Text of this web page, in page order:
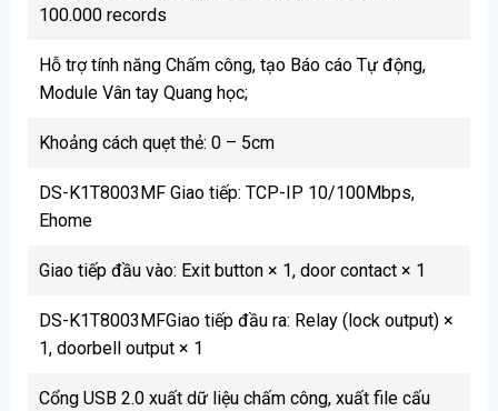
100.000 records
Hỗ trợ tính năng Chấm công, tạo Báo cáo Tự động,
Module Vân tay Quang học;
Khoảng cách quẹt thẻ: 0 – 5cm
DS-K1T8003MF Giao tiếp: TCP-IP 10/100Mbps,
Ehome
Giao tiếp đầu vào: Exit button × 1, door contact × 1
DS-K1T8003MFGiao tiếp đầu ra: Relay (lock output) ×
1, doorbell output × 1
Cổng USB 2.0 xuất dữ liệu chấm công, xuất file cấu